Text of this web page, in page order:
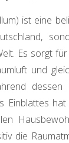
ist eine
Es sorgt
und
Einblattes
die